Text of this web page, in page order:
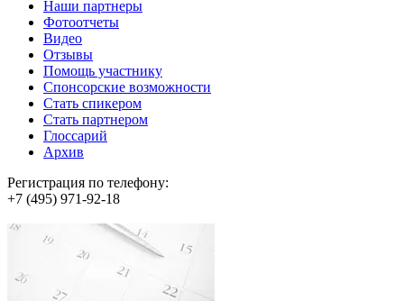
Наши партнеры
Фотоотчеты
Видео
Отзывы
Помощь участнику
Спонсорские возможности
Стать спикером
Стать партнером
Глоссарий
Архив
Регистрация по телефону:
+7 (495) 971-92-18